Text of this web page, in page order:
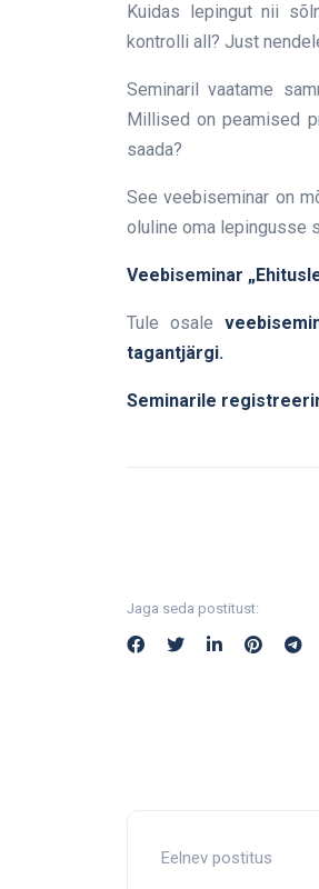
Kuidas lepingut nii
kontrolli all? Just
Seminaril vaatame
Millised on peamised
saada?
See veebiseminar on
oluline oma lepingusse
Veebiseminar
Tule osale
tagantjärgi.
Seminarile
Jaga seda postitust:
Eelnev postitus